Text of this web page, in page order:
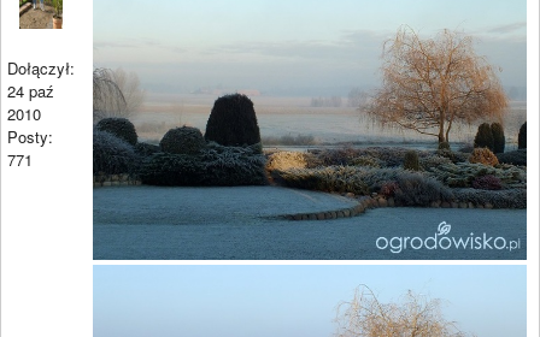
Dołączył:
24 paź
2010
Posty:
771